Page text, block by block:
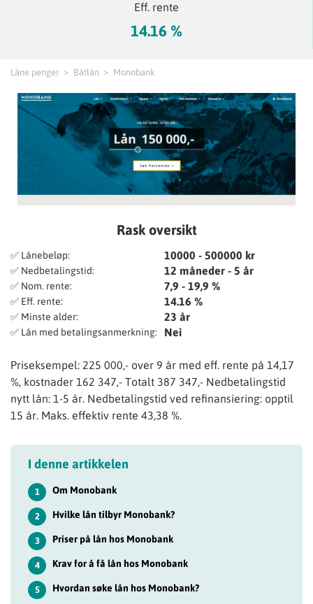
Eff. rente
14.16 %
Låne penger Båtlån Monobank
Rask oversikt
✅ Lånebeløp: 10000 - 500000 kr
✅ Nedbetalingstid: 12 måneder - 5 år
✅ Nom. rente: 7,9 - 19,9 %
✅ Eff. rente: 14.16 %
✅ Minste alder: 23 år
✅ Lån med betalingsanmerkning: Nei
Priseksempel: 225 000,- over 9 år med eff. rente på 14,17
%, kostnader 162 347,- Totalt 387 347,- Nedbetalingstid
nytt lån: 1-5 år. Nedbetalingstid ved refinansiering: opptil
15 år. Maks. effektiv rente 43,38 %.
I denne artikkelen
1 Om Monobank
2 Hvilke lån tilbyr Monobank?
3 Priser på lån hos Monobank
4 Krav for å få lån hos Monobank
5 Hvordan søke lån hos Monobank?